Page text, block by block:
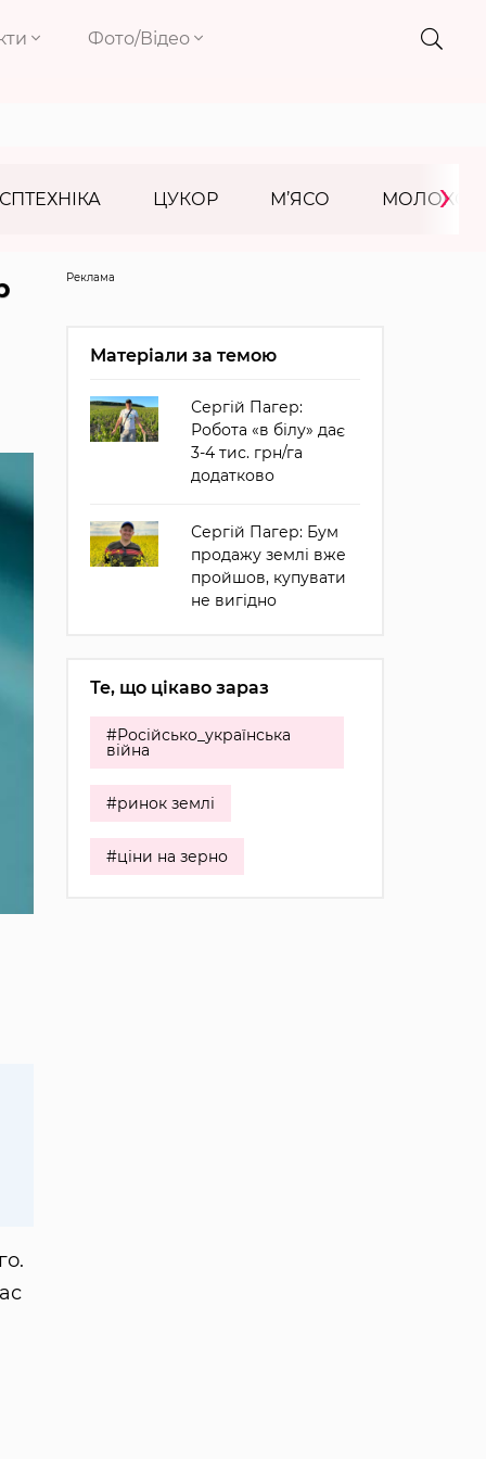
Фото/Відео
ЦУКОР М’ЯСО МОЛОКО
›
Реклама
Матеріали за темою
Сергій Пагер:
Робота «в білу» дає
3-4 тис. грн/га
додатково
Сергій Пагер: Бум
продажу землі вже
пройшов, купувати
не вигідно
Те, що цікаво зараз
#Російсько_українська
війна
#ринок землі
#ціни на зерно